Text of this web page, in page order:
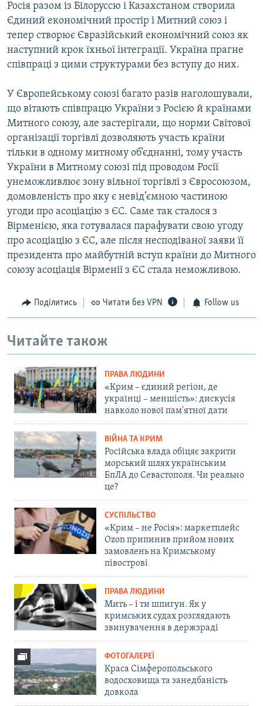
Росія разом із Білоруссю і Казахстаном створила
Єдиний економічний простір і Митний союз і
тепер створює Євразійський економічний союз як
наступний крок їхньої інтеграції. Україна прагне
співпраці з цими структурами без вступу до них.
У Європейському союзі багато разів наголошували,
що вітають співпрацю України з Росією й країнами
Митного союзу, але застерігали, що норми Світової
організації торгівлі дозволяють участь країни
тільки в одному митному об’єднанні, тому участь
України в Митному союзі під проводом Росії
унеможливлює зону вільної торгівлі з Євросоюзом,
домовленість про яку є невід’ємною частиною
угоди про асоціацію з ЄС. Саме так сталося з
Вірменією, яка готувалася парафувати свою угоду
про асоціацію з ЄС, але після несподіваної заяви її
президента про майбутній вступ країни до Митного
союзу асоціація Вірменії з ЄС стала неможливою.
Поділитись Читати без VPN Follow us
Читайте також
ПРАВА ЛЮДИНИ
«Крим – єдиний регіон, де
українці – меншість»: дискусія
навколо нової пам'ятної дати
ВІЙНА ТА КРИМ
Російська влада обіцяє закрити
морський шлях українським
БпЛА до Севастополя. Чи реально
це?
СУСПІЛЬСТВО
«Крим – не Росія»: маркетплейс
Ozon припинив прийом нових
замовлень на Кримському
півострові
ПРАВА ЛЮДИНИ
Мить – і ти шпигун. Як у
кримських судах розглядають
звинувачення в держзраді
ФОТОГАЛЕРЕЇ
Краса Сімферопольського
водосховища та занедбаність
довкола